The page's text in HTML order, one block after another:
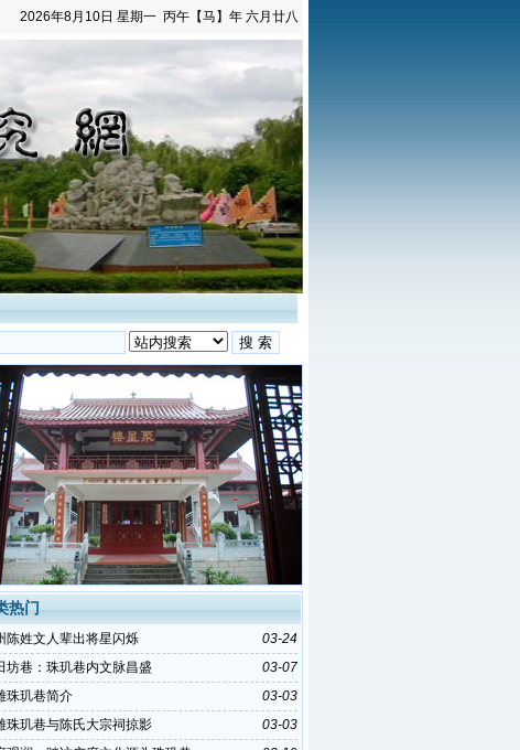
2026年8月10日 星期一 丙午【马】年 六月廿八
热门
03-24
陈姓文人辈出将星闪烁
03-07
坊巷：珠玑巷内文脉昌盛
03-03
珠玑巷简介
03-03
珠玑巷与陈氏大宗祠掠影